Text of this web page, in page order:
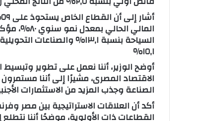
المالي
١٥,١٪
أوضح الوزير، أننا نعمل على تطوير
الاقتصاد المصرى، مشيرًا إلى أننا
الصناعة وجذب المزيد من الاستثمارات
أكد أن العلاقات الاستراتيجية بين مصر
القطاعات ذات الأولوية، موضحًا أننا